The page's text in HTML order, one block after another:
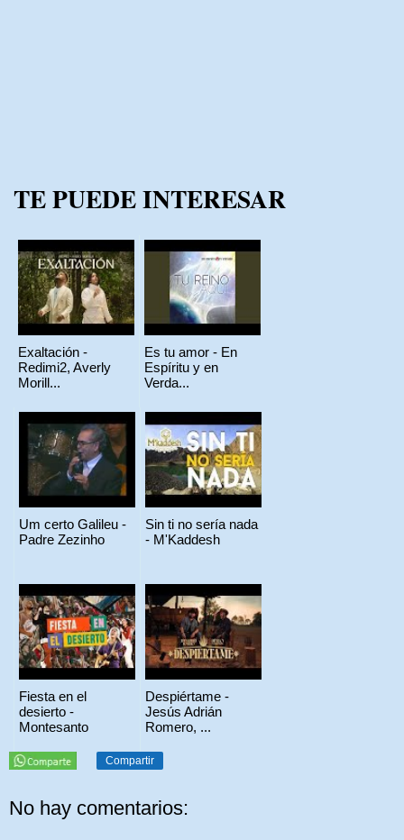
TE PUEDE INTERESAR
Exaltación -
Redimi2, Averly
Morill...
Es tu amor - En
Espíritu y en
Verda...
Um certo Galileu -
Padre Zezinho
Sin ti no sería nada
- M'Kaddesh
Fiesta en el
desierto -
Montesanto
Despiértame -
Jesús Adrián
Romero, ...
Compartir
No hay comentarios: